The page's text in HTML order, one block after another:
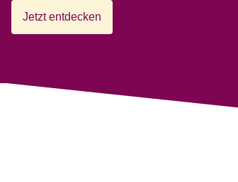
Jetzt entdecken
(Öffnet einen neuen Tab